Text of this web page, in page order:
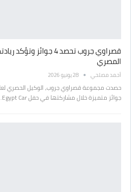
قصراوي جروب تحصد 4
المصري
أحمد مصلحي 28 يونيو 2026
جوائز متميزة خلال مشاركتها في حفل Egypt Car…